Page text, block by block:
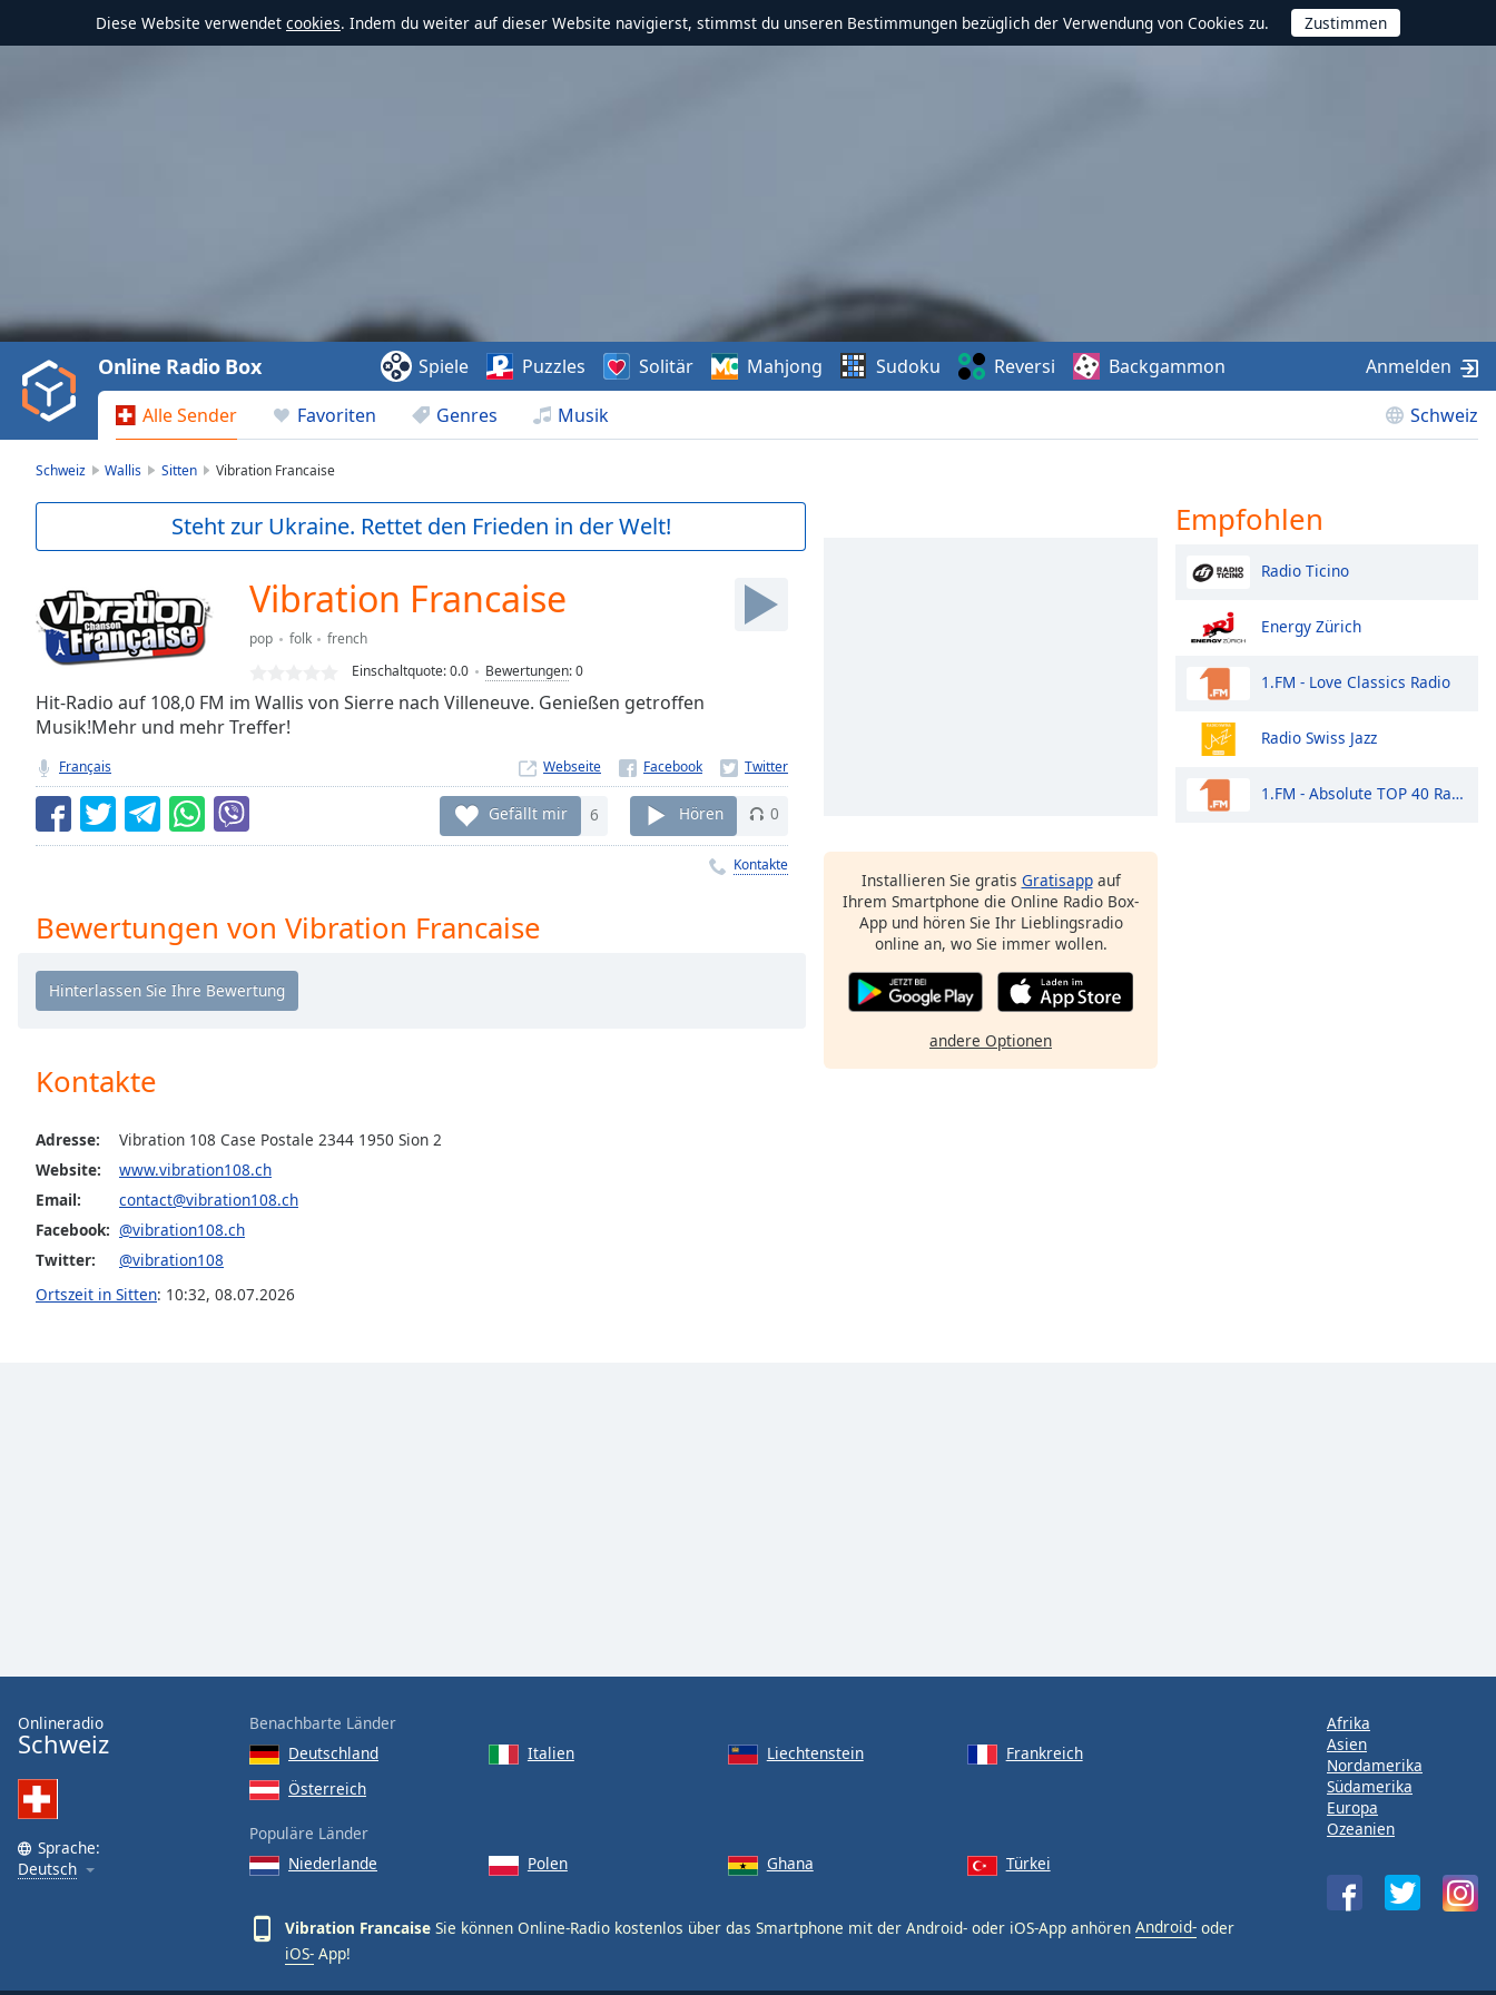
Diese Website verwendet cookies. Indem du weiter auf dieser Website navigierst, stimmst du unseren Bestimmungen bezüglich der Verwendung von Cookies zu.
Play
Video
Play
Backward
Skip
Current
Loaded:
0.00%
TypeLIVE
Seek to
currently
behind
LIVE
Remaining
Time-
Playback
Chapters
Descriptions
descriptions
selected
Subtitles
subtitles
settings,
is
modal
window.
Beginning
dialog
window.
Alle Sender Favoriten Genres Musik Schweiz
Online Radio Box Spiele Puzzles Solitär Mahjong Sudoku Reversi Backgammon Anmelden
Schweiz Wallis Sitten Vibration Francaise
Steht zur Ukraine. Rettet den Frieden in der Welt!
Vibration Francaise
pop folk
french
Einschaltquote:0.0 Bewertungen:0
Hit-Radio auf 108,0 FM im Wallis von Sierre nach Villeneuve. Genießen getroffen
Musik!Mehr und mehr Treffer!
Français Webseite
Gefällt mir 6 Hören 0
Kontakte
Bewertungen von Vibration Francaise
Kontakte
Adresse:
Vibration 108 Case Postale 2344 1950 Sion 2
Website:
www.vibration108.ch
Email:
contact@vibration108.ch
Facebook: @vibration108.ch
Twitter:
@vibration108
Ortszeit in Sitten: 10:32, 08.07.2026
Installieren Sie gratis Gratisappauf
Ihrem Smartphone die Online Radio Box-
App und hören Sie Ihr Lieblingsradio
online an, wo Sie immer wollen.
andere Optionen
Empfohlen
Radio Ticino
Energy Zürich
1.FM - Love Classics Radio
Radio Swiss Jazz
1.FM - Absolute TOP 40 Radio
Onlineradio
Schweiz
Sprache:
Deutsch
Benachbarte Länder
Deutschland
Italien Liechtenstein
Frankreich
Österreich
Populäre Länder
Niederlande
Polen Ghana Türkei
Vibration Francaise Sie können Online-Radio kostenlos über das Smartphone mit der Android- oder iOS-App anhören Android- oder
iOS- App!
Afrika
Asien
Nordamerika
Südamerika
Europa
Ozeanien